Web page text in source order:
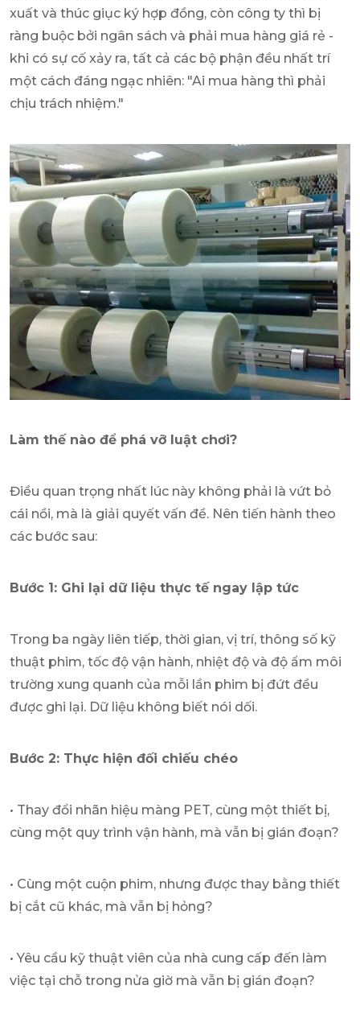
xuất và thúc giục ký hợp đồng, còn công ty thì bị
ràng buộc bởi ngân sách và phải mua hàng giá rẻ -
khi có sự cố xảy ra, tất cả các bộ phận đều nhất trí
một cách đáng ngạc nhiên: "Ai mua hàng thì phải
chịu trách nhiệm."
Làm thế nào để phá vỡ luật chơi?
Điều quan trọng nhất lúc này không phải là vứt bỏ
cái nồi, mà là giải quyết vấn đề. Nên tiến hành theo
các bước sau:
Bước 1: Ghi lại dữ liệu thực tế ngay lập tức
Trong ba ngày liên tiếp, thời gian, vị trí, thông số kỹ
thuật phim, tốc độ vận hành, nhiệt độ và độ ẩm môi
trường xung quanh của mỗi lần phim bị đứt đều
được ghi lại. Dữ liệu không biết nói dối.
Bước 2: Thực hiện đối chiếu chéo
• Thay đổi nhãn hiệu màng PET, cùng một thiết bị,
cùng một quy trình vận hành, mà vẫn bị gián đoạn?
• Cùng một cuộn phim, nhưng được thay bằng thiết
bị cắt cũ khác, mà vẫn bị hỏng?
• Yêu cầu kỹ thuật viên của nhà cung cấp đến làm
việc tại chỗ trong nửa giờ mà vẫn bị gián đoạn?